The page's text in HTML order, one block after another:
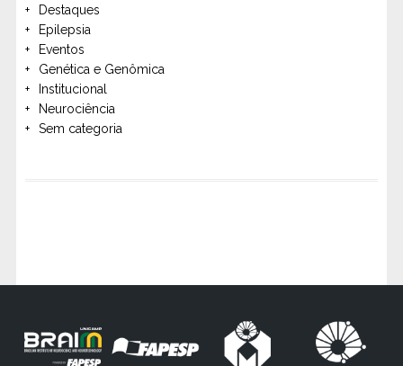
Destaques
Epilepsia
Eventos
Genética e Genômica
Institucional
Neurociência
Sem categoria